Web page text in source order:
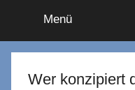
Menü
Wer konzipiert